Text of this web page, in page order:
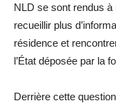
NLD se sont rendus
recueillir plus
résidence et
l’État déposée par la
Derrière cette